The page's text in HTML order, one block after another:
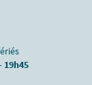
19h45